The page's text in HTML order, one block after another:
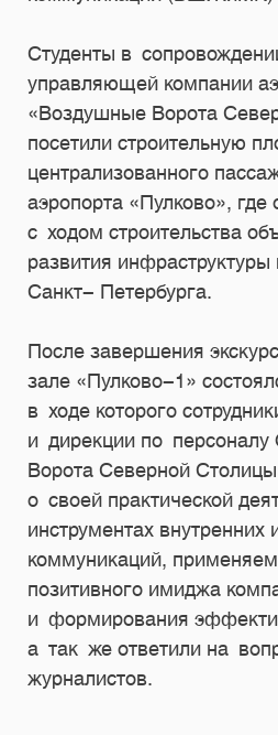
Студенты в
управляющей компании
«Воздушные Ворота
посетили строительную
централизованного
аэропорта «Пулково», где
с ходом строительства
развития
Санкт- Петербурга.
После завершения
зале «Пулково-1»
в ходе которого
и дирекции по
Ворота Северной
о своей практической
инструментах
коммуникаций,
позитивного имиджа
и формирования
а так же ответили на
журналистов.